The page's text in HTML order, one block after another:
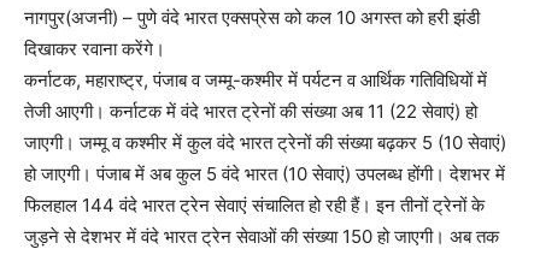
नागपुर(अजनी) – पुणे वंदे भारत एक्सप्रेस को कल 10 अगस्त को हरी झंडी
दिखाकर रवाना करेंगे।
कर्नाटक, महाराष्ट्र, पंजाब व जम्मू-कश्मीर में पर्यटन व आर्थिक गतिविधियों में
तेजी आएगी। कर्नाटक में वंदे भारत ट्रेनों की संख्या अब 11 (22 सेवाएं) हो
जाएगी। जम्मू व कश्मीर में कुल वंदे भारत ट्रेनों की संख्या बढ़कर 5 (10 सेवाएं)
हो जाएगी। पंजाब में अब कुल 5 वंदे भारत (10 सेवाएं) उपलब्ध होंगी। देशभर में
फिलहाल 144 वंदे भारत ट्रेन सेवाएं संचालित हो रही हैं। इन तीनों ट्रेनों के
जुड़ने से देशभर में वंदे भारत ट्रेन सेवाओं की संख्या 150 हो जाएगी। अब तक